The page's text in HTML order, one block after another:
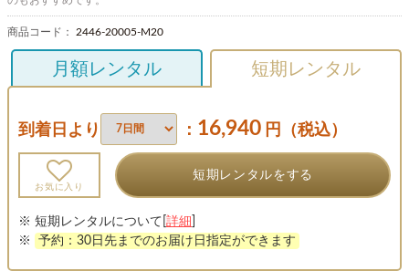
商品コード： 2446-20005-M20
月額レンタル 短期レンタル
到着日より ： 16,940 円（税込）
お気に入り
短期レンタルをする
※ 短期レンタルについて[ 詳細
※
予約：30日先までのお届け日指定ができます